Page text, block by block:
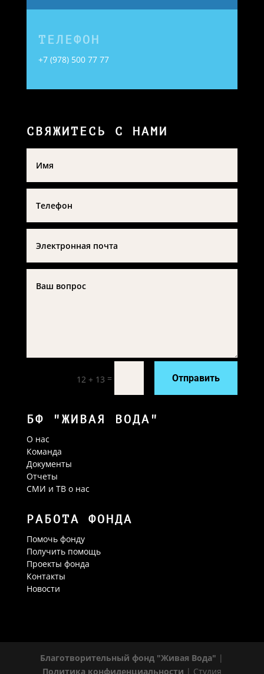
ТЕЛЕФОН
+7 (978) 500 77 77
СВЯЖИТЕСЬ С НАМИ
12 + 13 = Отправить
БФ "ЖИВАЯ ВОДА"
О нас
Команда
Документы
Отчеты
СМИ и ТВ о нас
РАБОТА ФОНДА
Помочь фонду
Получить помощь
Проекты фонда
Контакты
Новости
Благотворительный фонд "Живая Вода" |
Политика конфиденциальности | Студия